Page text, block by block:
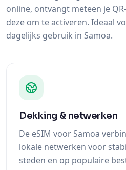
online, ontvangt meteen je
deze om te activeren. Ideaal
dagelijks gebruik in Samoa.
Dekking & netwerken
De eSIM voor Samoa
lokale netwerken voor
steden en op populaire